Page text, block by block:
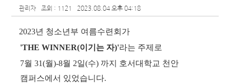
관리자 조회 : 1121 2023.08.04 오후 04:18
2023년 청소년부 여름수련회가
'THE WINNER(이기는 자)'라는 주제로
7월 31(월)-8월 2일(수) 까지 호서대학교 천안
캠퍼스에서 있었습니다.